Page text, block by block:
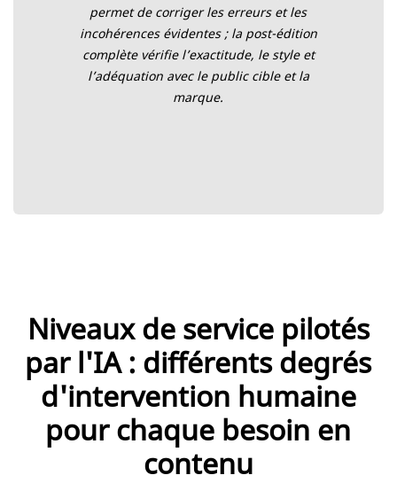
permet de corriger les erreurs et les
incohérences évidentes ; la post-édition
complète vérifie l’exactitude, le style et
l’adéquation avec le public cible et la
marque.
Niveaux de service pilotés
par l'IA : différents degrés
d'intervention humaine
pour chaque besoin en
contenu